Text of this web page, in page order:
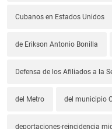
Cubanos en Estados Unidos
de Erikson Antonio Bonilla
Defensa de los Afiliados a la
del Metro del municipio
deportaciones-reincidencia